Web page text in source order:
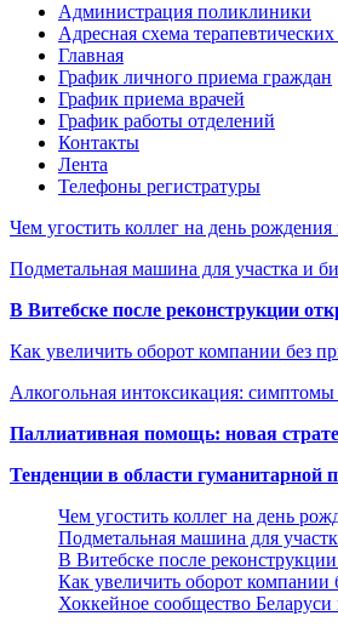
Администрация поликлиники
Адресная схема терапевтических
Главная
График личного приема граждан
График приема врачей
График работы отделений
Контакты
Лента
Телефоны регистратуры
Чем угостить коллег на день рождения
Подметальная машина для участка и
В Витебске после реконструкции
Как увеличить оборот компании без
Алкогольная интоксикация: симптомы
Паллиативная помощь: новая
Тенденции в области гуманитарной
Чем угостить коллег на день
Подметальная машина для
В Витебске после
Как увеличить оборот компании
Хоккейное сообщество